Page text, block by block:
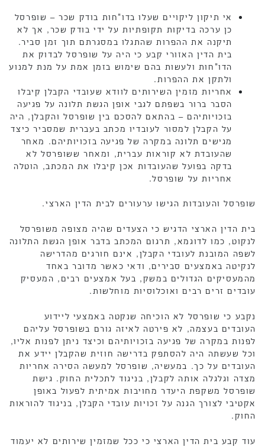
אי תיקון ליקויים שעלו בדו"חות בודק שכר – שופרסל
כן ערכה בדיקות תקופתיות על ידי בודק שכר, אך לא
תיקנה את ההפרות שהתגלו במסגרתם תוך זמן סביר.
בית הדין האזורי קבע כי היה על שופרסל לבדוק את
הדו"חות ולעשות בהם שימוש בזמן אמת על מנת למנוע
ולתקן את ההפרות.
אחריות מזמין השירותים לוודא שעובדי הקבלן קיבלו
הסבר ברור בשפתם לגבי אופן הגשת תלונה על פגיעה
בזכויותיהם – בהתאם להסכם בין שופרסל והקבלן, היה
על הקבלן למסור לעובדיו מכתב בעברית שמסביר כיצד
מגישים תלונה במקרה של פגיעה בזכויותיהם. מאחר
שהעובדת לא קוראות עברית, ומאחר ששופרסל לא
בדקה בפועל שהעובדות אכן קיבלו את המכתב, הוטלה
אחריות על שופרסל.
שופרסל והעובדות הגישו ערעורים לבית הדין הארצי.
בית הדין הארצי הדגיש כי הצעדים שהיה מצופה משופרסל
לנקוט, כמו לדוגמא, תרגום המכתב בדבר אופן הגשת התלונה
לשפה המובנת לעובדי הקבלן, אינם חורגים מהדרישה
לנקיטה באמצעים סבירים, ודאי כאשר מדובר באחד
מהמעסיקים הגדולים במשק, בעל אמצעים רבים, המעסיק
עובדים זרים רבים ואוכלוסיות מוחלשות.
נקבע כי שופרסל לא הוכיחה שנקטה באמצעי ליידוע
העובדים בעצמה, לא פירטה לאיזה גורם בשופרסל עליהם
לפנות במקרה של פגיעה בזכויותיהם וכיצד ניתן לפנות אליו,
וכל שעשתה היה להסתפק בדרישה חוזית שהקבלן יידע את
העובדים על כך. במעשיה, שופרסל למעשה הסירה אחריות
מצדה וגלגלה אותה לקבלן, בניגוד לתכלית החוק. גישת
שופרסל משקפת היעדר מחויבות אמיתית לפעול באופן
אקטיבי לצורך הגנה על זכויות עובדי הקבלן, בניגוד להוראות
החוק.
עוד קבע בית הדין הארצי כי ככל שמזמין שירותים לא יעמוד